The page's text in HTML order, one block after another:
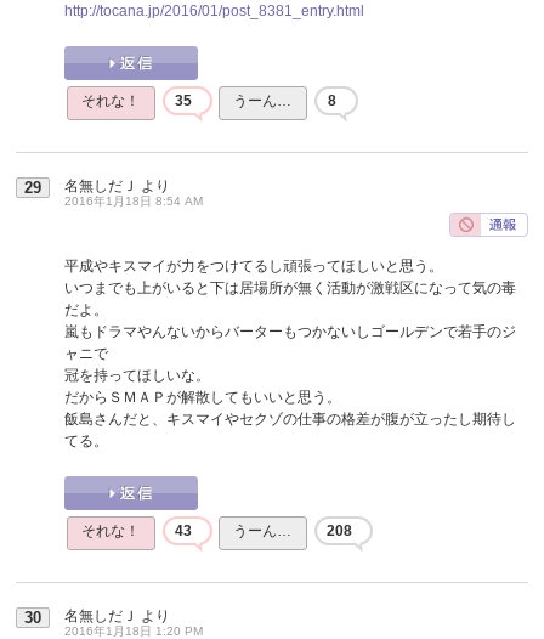
http://tocana.jp/2016/01/post_8381_entry.html
それな！ 35 うーん… 8
29 名無しだＪ より
2016年1月18日 8:54 AM
平成やキスマイが力をつけてるし頑張ってほしいと思う。
いつまでも上がいると下は居場所が無く活動が激戦区になって気の毒
だよ。
嵐もドラマやんないからバーターもつかないしゴールデンで若手のジ
ャニで
冠を持ってほしいな。
だからＳＭＡＰが解散してもいいと思う。
飯島さんだと、キスマイやセクゾの仕事の格差が腹が立ったし期待し
てる。
それな！ 43 うーん… 208
30 名無しだＪ より
2016年1月18日 1:20 PM